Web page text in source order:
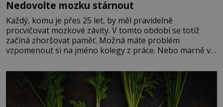
Nedovolte mozku stárnout
Každý, komu je přes 25 let, by měl pravidelně
procvičovat mozkové závity. V tomto období se totiž
začíná zhoršovat paměť. Možná máte problém
vzpomenout si na jméno kolegy z práce. Nebo marně v
Je to opravdu tak, s věkem jako kdyby se paměť
rozhodla stávkovat. Cvičte